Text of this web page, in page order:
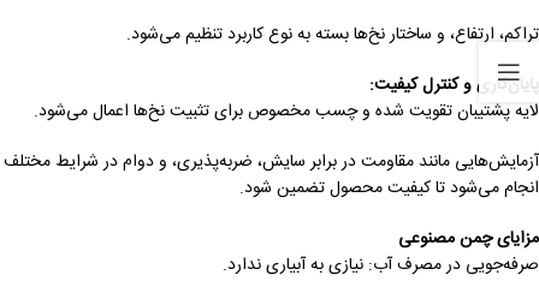
تراکم، ارتفاع، و ساختار نخ‌ها بسته به نوع کاربرد تنظیم می‌شود.
پایان‌کاری و کنترل کیفیت:
لایه پشتیبان تقویت شده و چسب مخصوص برای تثبیت نخ‌ها اعمال می‌شود.
آزمایش‌هایی مانند مقاومت در برابر سایش، ضربه‌پذیری، و دوام در شرایط مختلف
انجام می‌شود تا کیفیت محصول تضمین شود.
مزایای چمن مصنوعی
صرفه‌جویی در مصرف آب: نیازی به آبیاری ندارد.